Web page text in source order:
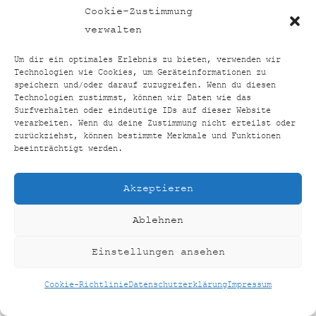
Cookie-Zustimmung
verwalten
Um dir ein optimales Erlebnis zu bieten, verwenden wir
Technologien wie Cookies, um Geräteinformationen zu
speichern und/oder darauf zuzugreifen. Wenn du diesen
Technologien zustimmst, können wir Daten wie das
Surfverhalten oder eindeutige IDs auf dieser Website
verarbeiten. Wenn du deine Zustimmung nicht erteilst oder
zurückziehst, können bestimmte Merkmale und Funktionen
beeinträchtigt werden.
Akzeptieren
Ablehnen
Einstellungen ansehen
Cookie-RichtlinieDatenschutzerklärungImpressum
TOP24VERGLEICH
HOME SHOP KONTAKT
IMPRESSUM
DATENSCHUTZERKLÄRUNG
COOKIE-RICHTLINIE (EU)
©TOP24VERGLEICH